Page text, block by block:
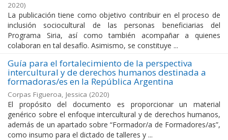
2020)
La publicación tiene como objetivo contribuir en el proceso de
inclusión sociocultural de las personas beneficiarias del
Programa Siria, así como también acompañar a quienes
colaboran en tal desafío. Asimismo, se constituye ...
Guía para el fortalecimiento de la perspectiva
intercultural y de derechos humanos destinada a
formadoras/es en la República Argentina
Corpas Figueroa, Jessica (2020)
El propósito del documento es proporcionar un material
genérico sobre el enfoque intercultural y de derechos humanos,
además de un apartado sobre “Formador/a de Formadores/as”,
como insumo para el dictado de talleres y ...